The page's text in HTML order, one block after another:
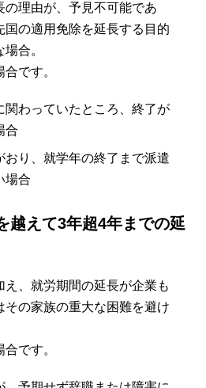
の理由が、予見不可能であ
国の適用免除を延長する目的
合。
です。
関わっていたところ、終了が
合
おり、就学年の終了まで派遣
場合
越えて3年超4年までの延
、就労期間の延長が企業も
その家族の重大な困難を避け
です。